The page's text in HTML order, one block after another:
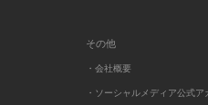
その他
・会社概要
・ソーシャルメディア公式ア